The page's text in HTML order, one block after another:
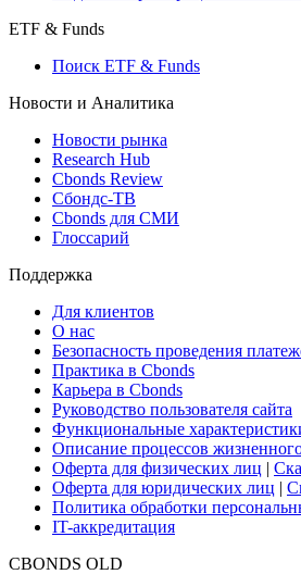
Консенсус-прогнозы по
Макроэкономика
Виджет: Карта процентных
ETF & Funds
Поиск ETF & Funds
Новости и Аналитика
Новости рынка
Research Hub
Cbonds Review
Сбондс-ТВ
Глоссарий
Поддержка
Для клиентов
О нас
Безопасность проведения
Практика в Cbonds
Карьера в Cbonds
Руководство пользователя сайта
Функциональные
Описание процессов
Оферта для физических лиц
Оферта для юридических лиц